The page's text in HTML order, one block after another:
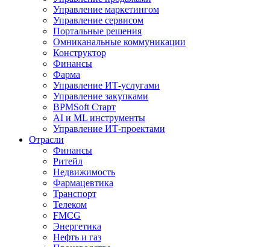
Управление маркетингом
Управление сервисом
Портальные решения
Омниканальные коммуникации
Конструктор
Финансы
Фарма
Управление ИТ-услугами
Управление закупками
BPMSoft Старт
AI и ML инструменты
Управление ИТ-проектами
Отрасли
Финансы
Ритейл
Недвижимость
Фармацевтика
Транспорт
Телеком
FMCG
Энергетика
Нефть и газ